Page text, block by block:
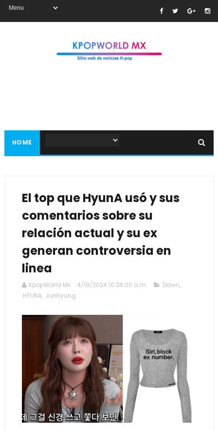
HOME
El top que HyunA usó y sus
comentarios sobre su
relación actual y su ex
generan controversia en
linea
KpopWorld Mx 4/19/2024 10:38:00 a.m. Dawn,
HYUNA, Junhyung